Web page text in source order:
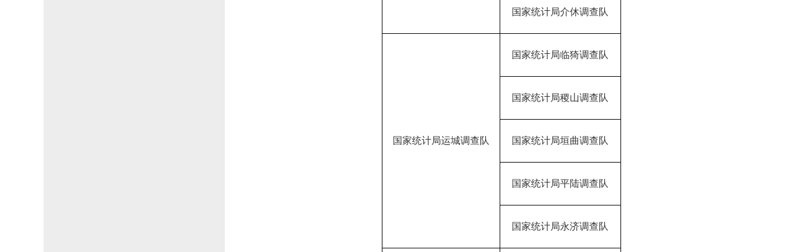
国家统计局介休调查队
国家统计局运城调查队
国家统计局临猗调查队
国家统计局稷山调查队
国家统计局垣曲调查队
国家统计局平陆调查队
国家统计局永济调查队